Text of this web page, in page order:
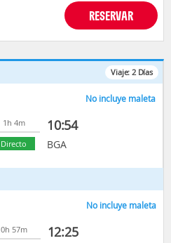
RESERVAR
Viaje: 2 Días
No incluye maleta
1h 4m
Directo
10:54
BGA
No incluye maleta
0h 57m
12:25